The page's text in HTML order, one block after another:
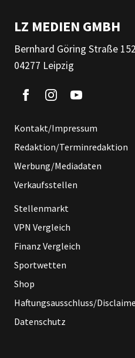
LZ MEDIEN GMBH
Bernhard Göring Straße 152
04277 Leipzig
Kontakt/Impressum
Redaktion/Terminredaktion
Werbung/Mediadaten
Verkaufsstellen
Stellenmarkt
VPN Vergleich
Finanz Vergleich
Sportwetten
Shop
Haftungsausschluss/
Datenschutz